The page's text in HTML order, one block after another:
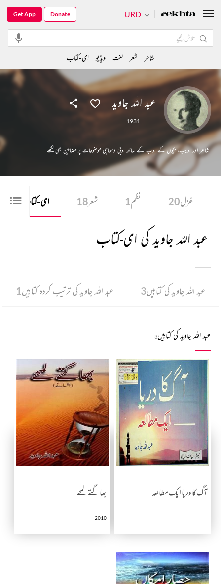
عبد اللہ جاوید
1931
شاعر اور ادیب، بچوں کے ادب کے ساتھ ادبی وسماجی موضوعات پر مضامین بھی لکھے
غزل20 نظم1 شعر18 ای-کتاب 4
عبد اللہ جاوید کی ای-کتاب
عبد اللہ جاوید کی کتابیں3 عبد اللہ جاوید کی ترتیب کردہ کتابیں1
عبد اللہ جاوید کی کتابیں3
آگ کا دریا ایک مطالعہ بھاگتے لمحے
2010
URD
Get App Donate
شاعر شعر لغت ویڈیو ای-کتاب